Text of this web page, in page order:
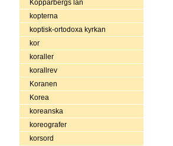
Kopparbergs län
kopterna
koptisk-ortodoxa kyrkan
kor
koraller
korallrev
Koranen
Korea
koreanska
koreografer
korsord